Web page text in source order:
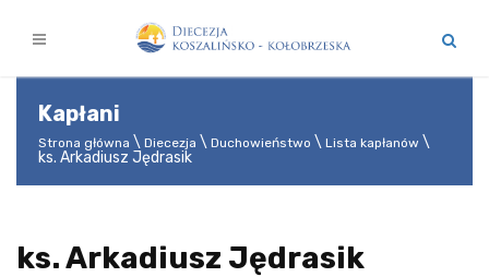
Kapłani
Strona główna Diecezja Duchowieństwo Lista kapłanów
ks. Arkadiusz Jędrasik
ks. Arkadiusz Jędrasik